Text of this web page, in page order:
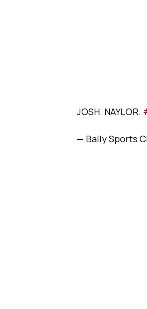
JOSH. NAYLOR.
— Bally Sports